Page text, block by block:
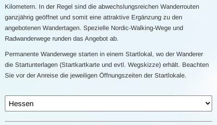
Kilometern. In der Regel sind die abwechslungsreichen Wanderrouten
ganzjährig geöffnet und somit eine attraktive Ergänzung zu den
angebotenen Wandertagen. Spezielle Nordic-Walking-Wege und
Radwanderwege runden das Angebot ab.
Permanente Wanderwege starten in einem Startlokal, wo der Wanderer
die Startunterlagen (Startkartkarte und evtl. Wegskizze) erhält. Beachten
Sie vor der Anreise die jeweiligen Öffnungszeiten der Startlokale.